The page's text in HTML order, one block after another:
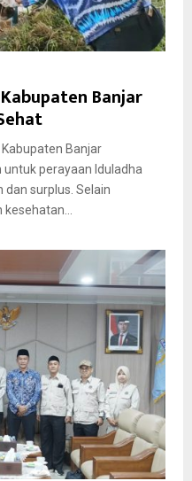
Banjar
Banjar
perayaan Iduladha
dan surplus. Selain